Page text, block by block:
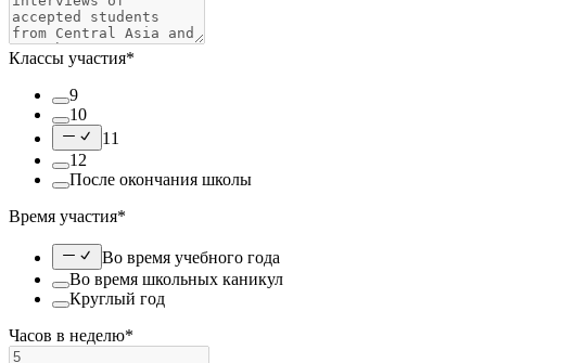
Классы участия*
9
10
11
12
После окончания школы
Время участия*
Во время учебного года
Во время школьных каникул
Круглый год
Часов в неделю*